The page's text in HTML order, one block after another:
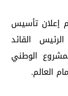
في 11 مايو 2017م، تم إعلان تأسيس
القائد
الوطني
العالم.